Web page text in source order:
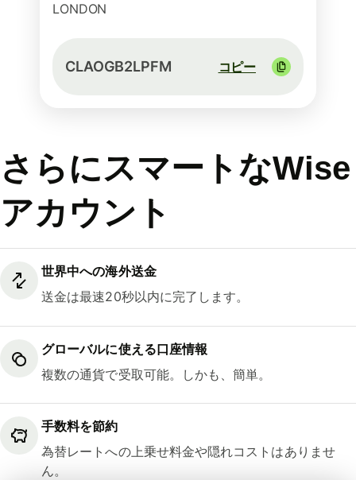
LONDON
CLAOGB2LPFM コピー
さらにスマートなWise
アカウント
世界中への海外送金
送金は最速20秒以内に完了します。
グローバルに使える口座情報
複数の通貨で受取可能。しかも、簡単。
手数料を節約
為替レートへの上乗せ料金や隠れコストはありませ
ん。